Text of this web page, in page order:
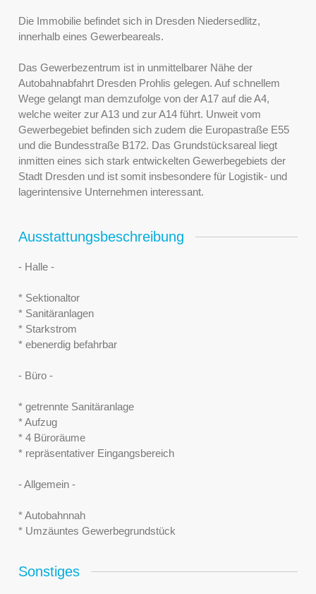
Die Immobilie befindet sich in Dresden Niedersedlitz,
innerhalb eines Gewerbeareals.
Das Gewerbezentrum ist in unmittelbarer Nähe der
Autobahnabfahrt Dresden Prohlis gelegen. Auf schnellem
Wege gelangt man demzufolge von der A17 auf die A4,
welche weiter zur A13 und zur A14 führt. Unweit vom
Gewerbegebiet befinden sich zudem die Europastraße E55
und die Bundesstraße B172. Das Grundstücksareal liegt
inmitten eines sich stark entwickelten Gewerbegebiets der
Stadt Dresden und ist somit insbesondere für Logistik- und
lagerintensive Unternehmen interessant.
Ausstattungsbeschreibung
- Halle -
* Sektionaltor
* Sanitäranlagen
* Starkstrom
* ebenerdig befahrbar
- Büro -
* getrennte Sanitäranlage
* Aufzug
* 4 Büroräume
* repräsentativer Eingangsbereich
- Allgemein -
* Autobahnnah
* Umzäuntes Gewerbegrundstück
Sonstiges